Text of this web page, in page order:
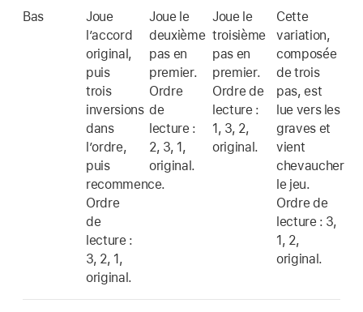
Bas
Joue
l’accord
original,
puis
trois
inversions
dans
l’ordre,
puis
recommence.
Ordre
de
lecture :
3, 2, 1,
original.
Joue le
deuxième
pas en
premier.
Ordre
de
lecture :
2, 3, 1,
original.
Joue le
troisième
pas en
premier.
Ordre de
lecture :
1, 3, 2,
original.
Cette
variation,
composée
de trois
pas, est
lue vers les
graves et
vient
chevaucher
le jeu.
Ordre de
lecture : 3,
1, 2,
original.